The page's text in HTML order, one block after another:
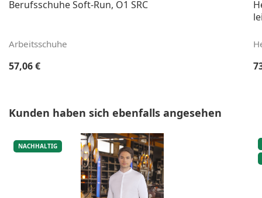
Berufsschuhe Soft-Run, O1 SRC
Arbeitsschuhe
Regulärer Preis:
57,06 €
Produktgalerie überspringen
Kunden haben sich ebenfalls angesehen
NACHHALTIG